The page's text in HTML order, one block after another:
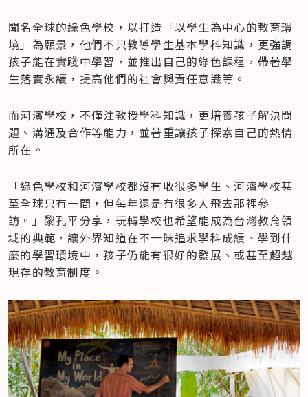
聞名全球的綠色學校，以打造「以學生為中心的教育環
境」為願景，他們不只教導學生基本學科知識，更強調
孩子能在實踐中學習，並推出自己的綠色課程，帶著學
生落實永續，提高他們的社會與責任意識等。
而河濱學校，不僅注教授學科知識，更培養孩子解決問
題、溝通及合作等能力，並著重讓孩子探索自己的熱情
所在。
「綠色學校和河濱學校都沒有收很多學生、河濱學校甚
至全球只有一間，但每年還是有很多人飛去那裡參
訪。」黎孔平分享，玩轉學校也希望能成為台灣教育領
域的典範，讓外界知道在不一昧追求學科成績、學到什
麼的學習環境中，孩子仍能有很好的發展、或甚至超越
現存的教育制度。